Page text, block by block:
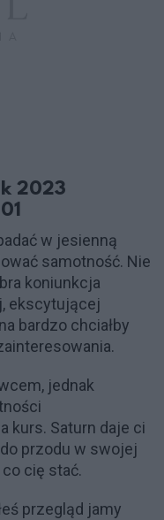
2023
w jesienną
samotność. Nie
koniunkcja
ekscytującej
bardzo chciałby
jednak
kurs. Saturn daje ci
przodu w swojej
cię stać.
przegląd jamy